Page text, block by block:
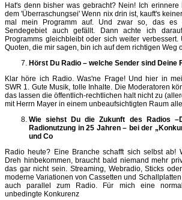
Hat's denn bisher was gebracht? Nein! Ich
dem 'Überraschungsei' Wenn nix drin ist, kauft's
mal mein Programm auf. Und zwar so, das es
Sendegebiet auch gefällt. Dann achte ich
Programms gleichbleibt oder sich weiter
Quoten, die mir sagen, bin ich auf dem richtigen Weg
Hörst Du Radio – welche Sender sind Deine
Klar höre ich Radio. Was'ne Frage! Und hier in
SWR 1. Gute Musik, tolle Inhalte. Die Moderatoren
das lassen die öffentlich-rechtlichen halt nicht zu
mit Herrn Mayer in einem unbeaufsichtigten Raum
Wie siehst Du die Zukunft des Radios
Radionutzung in 25 Jahren – bei der
und Co
Radio heute? Eine Branche schafft sich selbst ab!
Dreh hinbekommen, braucht bald niemand mehr
das gar nicht sein. Streaming, Webradio, Sticks
moderne Variationen von Cassetten und
auch parallel zum Radio. Für mich eine
unbedingte Konkurenz